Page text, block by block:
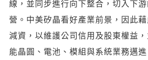
線，並同步進行向下整合，切入下
營。中美矽晶看好產業前景，因此
減資，以維護公司信用及股東權益
能晶圓、電池、模組與系統業務邁